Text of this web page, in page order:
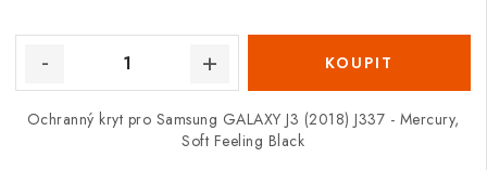
Ochranný kryt pro Samsung GALAXY J3 (2018) J337 - Mercury,
Soft Feeling Black